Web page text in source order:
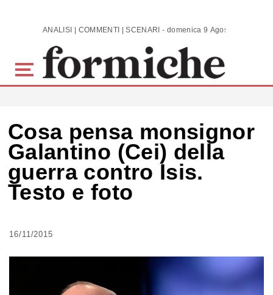
Skip to main content ANALISI | COMMENTI | SCENARI - domenica 9 Agosto 2026
Cosa pensa monsignor
Galantino (Cei) della
guerra contro Isis.
Testo e foto
16/11/2015